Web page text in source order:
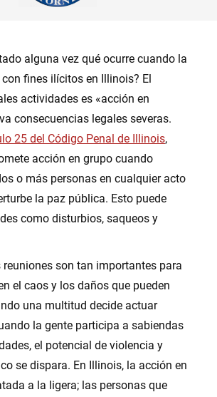
alguna vez qué ocurre cuando la
fines ilícitos en Illinois? El
actividades es «acción en
consecuencias legales severas.
25 del Código Penal de Illinois,
acción en grupo cuando
o más personas en cualquier acto
la paz pública. Esto puede
como disturbios, saqueos y
reuniones son tan importantes para
el caos y los daños que pueden
una multitud decide actuar
la gente participa a sabiendas
el potencial de violencia y
se dispara. En Illinois, la acción en
a la ligera; las personas que